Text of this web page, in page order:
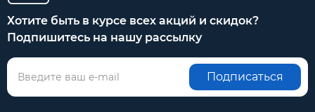
Хотите быть в курсе всех акций и скидок?
Подпишитесь на нашу рассылку
Подписаться